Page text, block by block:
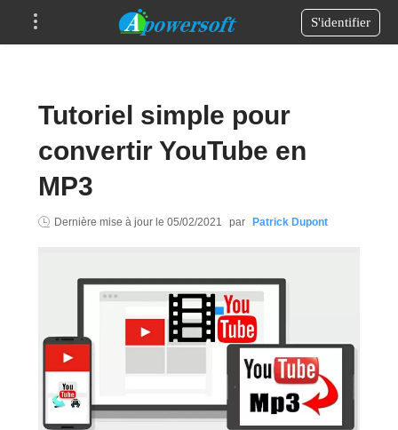
S'identifier
Tutoriel simple pour
convertir YouTube en
MP3
Dernière mise à jour le 05/02/2021 par Patrick Dupont